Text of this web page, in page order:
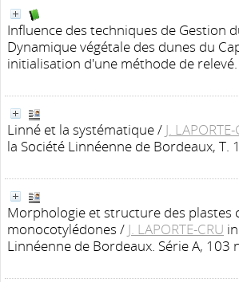
Influence des techniques de Gestion
Dynamique végétale des dunes du
initialisation d'une méthode de relevé.
Linné et la systématique/ J.
la Société Linnéenne de Bordeaux, T.
Morphologie et structure des plastes
monocotylédones / J. LAPORTE-CRU
Linnéenne de Bordeaux. Série A, 103